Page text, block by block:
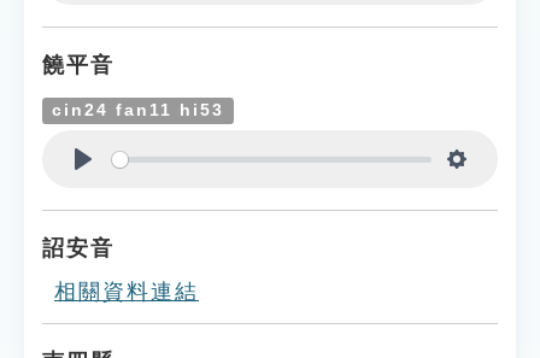
饒平音
cin24 fan11 hi53
詔安音
相關資料連結